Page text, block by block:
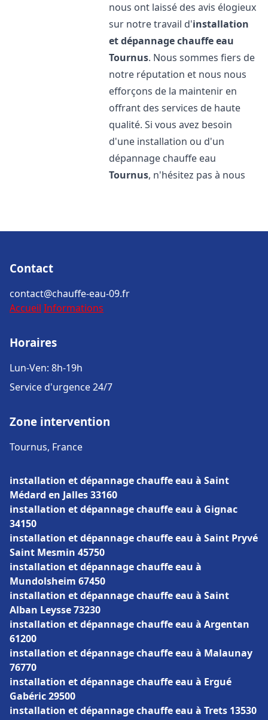
nous ont laissé des avis élogieux
sur notre travail d'installation
et dépannage chauffe eau
Tournus. Nous sommes fiers de
notre réputation et nous nous
efforçons de la maintenir en
offrant des services de haute
qualité. Si vous avez besoin
d'une installation ou d'un
dépannage chauffe eau
Tournus, n'hésitez pas à nous
Contact
contact@chauffe-eau-09.fr
Accueil Informations
Horaires
Lun-Ven: 8h-19h
Service d'urgence 24/7
Zone intervention
Tournus, France
installation et dépannage chauffe eau à Saint
Médard en Jalles 33160
installation et dépannage chauffe eau à Gignac
34150
installation et dépannage chauffe eau à Saint Pryvé
Saint Mesmin 45750
installation et dépannage chauffe eau à
Mundolsheim 67450
installation et dépannage chauffe eau à Saint
Alban Leysse 73230
installation et dépannage chauffe eau à Argentan
61200
installation et dépannage chauffe eau à Malaunay
76770
installation et dépannage chauffe eau à Ergué
Gabéric 29500
installation et dépannage chauffe eau à Trets 13530